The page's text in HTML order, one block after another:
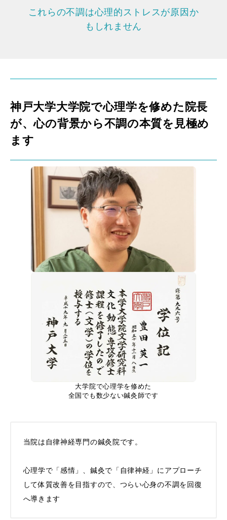
これらの不調は心理的ストレスが原因か
もしれません
神戸大学大学院で心理学を修めた院長
が、心の背景から不調の本質を見極め
ます
大学院で心理学を修めた
全国でも数少ない鍼灸師です
当院は自律神経専門の鍼灸院です。
心理学で「感情」、鍼灸で「自律神経」にアプローチ
して体質改善を目指すので、つらい心身の不調を回復
へ導きます